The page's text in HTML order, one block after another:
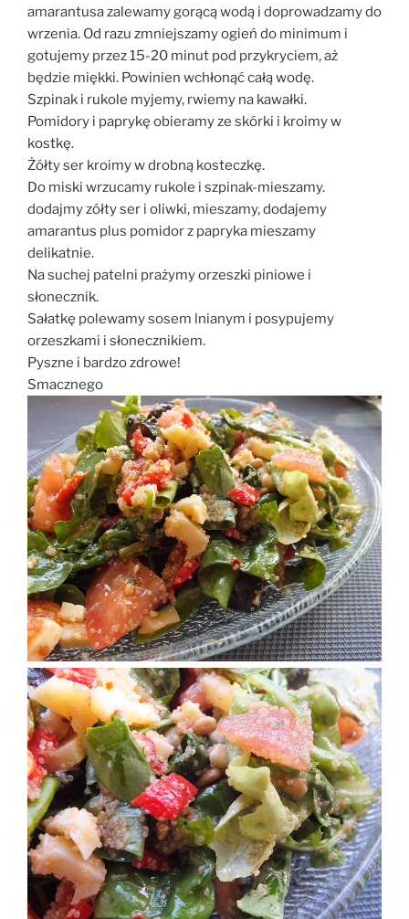
amarantusa zalewamy gorącą wodą i doprowadzamy do
wrzenia. Od razu zmniejszamy ogień do minimum i
gotujemy przez 15-20 minut pod przykryciem, aż
będzie miękki. Powinien wchłonąć całą wodę.
Szpinak i rukole myjemy, rwiemy na kawałki.
Pomidory i paprykę obieramy ze skórki i kroimy w
kostkę.
Żółty ser kroimy w drobną kosteczkę.
Do miski wrzucamy rukole i szpinak-mieszamy.
dodajmy zółty ser i oliwki, mieszamy, dodajemy
amarantus plus pomidor z papryka mieszamy
delikatnie.
Na suchej patelni prażymy orzeszki piniowe i
słonecznik.
Sałatkę polewamy sosem lnianym i posypujemy
orzeszkami i słonecznikiem.
Pyszne i bardzo zdrowe!
Smacznego